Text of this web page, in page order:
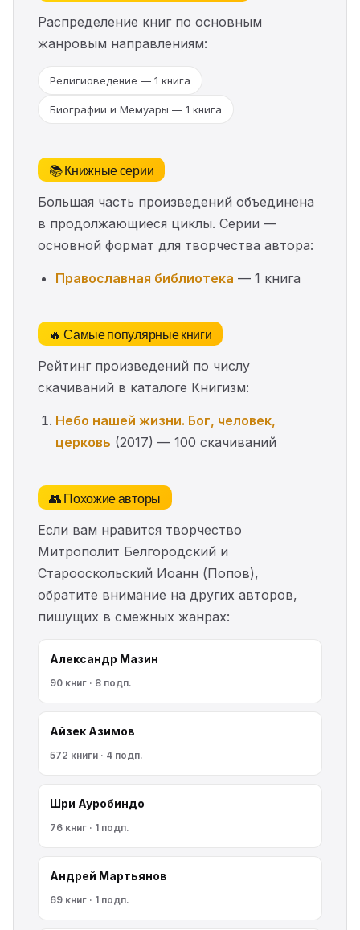
Распределение книг по основным
жанровым направлениям:
Религиоведение — 1 книга
Биографии и Мемуары — 1 книга
📚 Книжные серии
Большая часть произведений объединена
в продолжающиеся циклы. Серии —
основной формат для творчества автора:
Православная библиотека — 1 книга
🔥 Самые популярные книги
Рейтинг произведений по числу
скачиваний в каталоге Книгизм:
Небо нашей жизни. Бог, человек,
церковь (2017) — 100 скачиваний
👥 Похожие авторы
Если вам нравится творчество
Митрополит Белгородский и
Старооскольский Иоанн (Попов),
обратите внимание на других авторов,
пишущих в смежных жанрах:
Александр Мазин
90 книг · 8 подп.
Айзек Азимов
572 книги · 4 подп.
Шри Ауробиндо
76 книг · 1 подп.
Андрей Мартьянов
69 книг · 1 подп.